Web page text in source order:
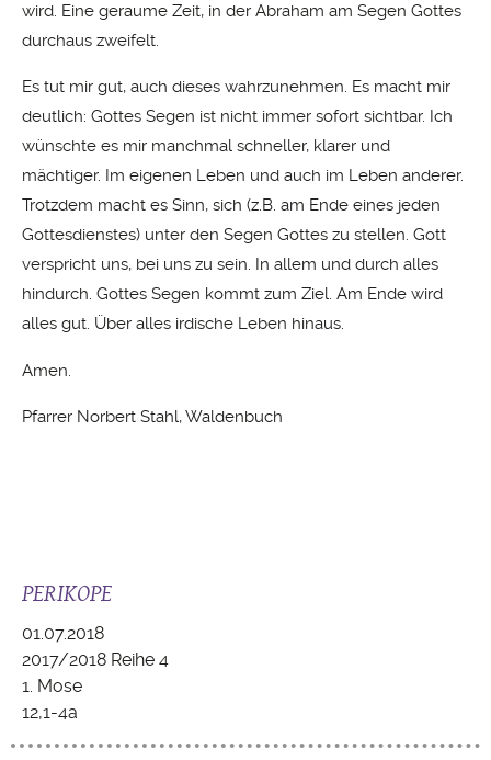
wird. Eine geraume Zeit, in der Abraham am Segen Gottes
durchaus zweifelt.
Es tut mir gut, auch dieses wahrzunehmen. Es macht mir
deutlich: Gottes Segen ist nicht immer sofort sichtbar. Ich
wünschte es mir manchmal schneller, klarer und
mächtiger. Im eigenen Leben und auch im Leben anderer.
Trotzdem macht es Sinn, sich (z.B. am Ende eines jeden
Gottesdienstes) unter den Segen Gottes zu stellen. Gott
verspricht uns, bei uns zu sein. In allem und durch alles
hindurch. Gottes Segen kommt zum Ziel. Am Ende wird
alles gut. Über alles irdische Leben hinaus.
Amen.
Pfarrer Norbert Stahl, Waldenbuch
PERIKOPE
01.07.2018
2017/2018 Reihe 4
1. Mose
12,1-4a